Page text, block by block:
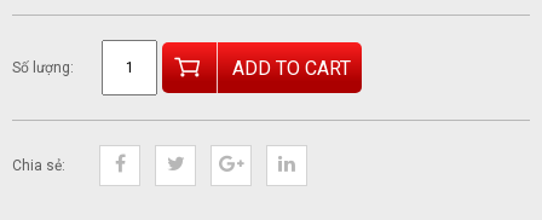
Số lượng: ADD TO CART
Chia sẻ: